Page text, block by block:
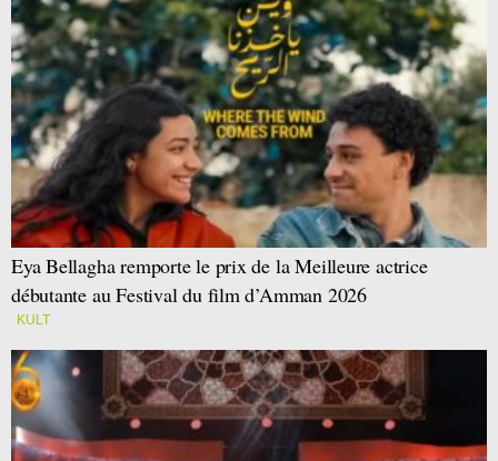
Eya Bellagha remporte le prix de la Meilleure actrice
débutante au Festival du film d’Amman 2026
KULT